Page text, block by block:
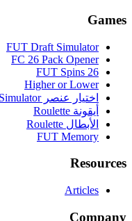
Games
FUT Draft Simulator
FC 26 Pack Opener
FUT Spins 26
Higher or Lower
اختيار عنصر Simulator
أيقونة Roulette
الأبطال Roulette
FUT Memory
Resources
Articles
Company